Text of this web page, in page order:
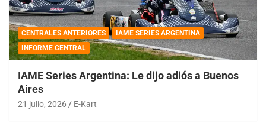
CENTRALES ANTERIORES
IAME SERIES ARGENTINA
INFORME CENTRAL
IAME Series Argentina: Le dijo adiós a Buenos
Aires
21 julio, 2026 E-Kart